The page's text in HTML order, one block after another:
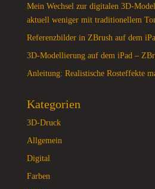
Mein Wechsel zur digitalen 3D-
aktuell weniger mit traditionellem
Referenzbilder in ZBrush auf dem
3D-Modellierung auf dem iPad –
Anleitung: Realistische Rosteffekte
Kategorien
3D-Druck
Allgemein
Digital
Farben